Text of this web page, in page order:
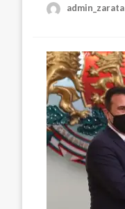
admin_zarata